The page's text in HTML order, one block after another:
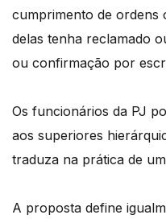
cumprimento de ordens
delas tenha reclamado
ou confirmação por
Os funcionários da PJ
aos superiores
traduza na prática de
A proposta define